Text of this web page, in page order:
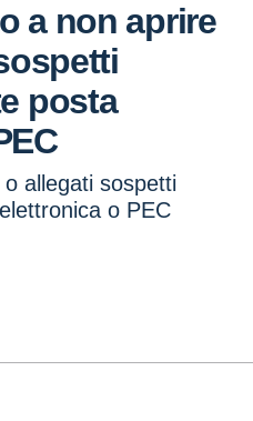
a non aprire
posta
allegati sospetti
o PEC